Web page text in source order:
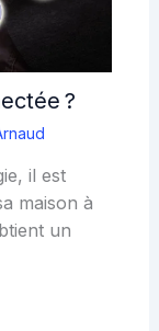
?
il est
maison à
un